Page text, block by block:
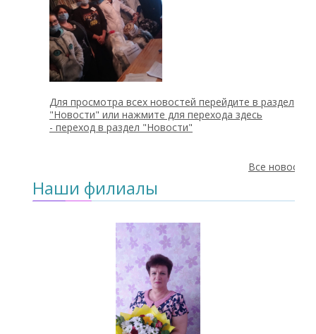
Для просмотра всех новостей перейдите в раздел
"Новости" или нажмите для перехода здесь
- переход в раздел "Новости"
Все новости
Наши филиалы